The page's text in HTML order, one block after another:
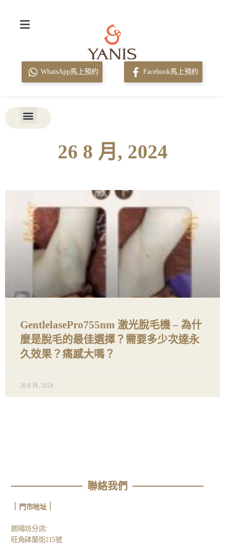
WhatsApp馬上預約 Facebook馬上預約
26 8 月, 2024
GentlelasePro755nm 激光脫毛機 – 為什
麼是脫毛的最佳選擇？需要多少次達永
久效果？痛感大嗎？
26 8 月, 2024
聯絡我們
門市地址｜
朗晴坊分店:
旺角砵蘭街215號